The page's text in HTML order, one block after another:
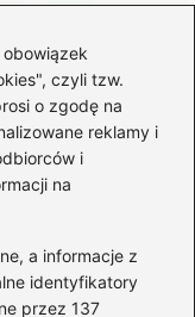
czyli tzw.
o zgodę na
reklamy i
i
na
a informacje z
identyfikatory
przez 137
sprzedał
kulisy
odkryj kulisy
kariery